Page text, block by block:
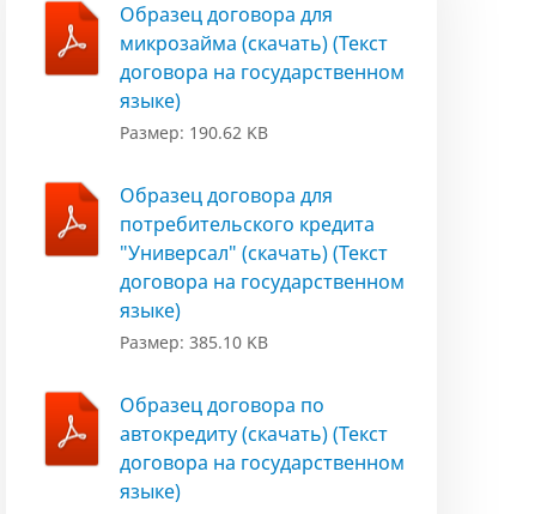
Образец договора для
микрозайма (скачать) (Текст
договора на государственном
языке)
Размер: 190.62 KB
Образец договора для
потребительского кредита
"Универсал" (скачать) (Текст
договора на государственном
языке)
Размер: 385.10 KB
Образец договора по
автокредиту (скачать) (Текст
договора на государственном
языке)